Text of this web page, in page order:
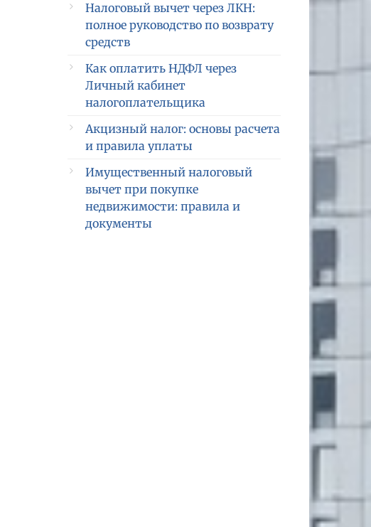
Налоговый вычет через ЛКН:
полное руководство по возврату
средств
Как оплатить НДФЛ через
Личный кабинет
налогоплательщика
Акцизный налог: основы расчета
и правила уплаты
Имущественный налоговый
вычет при покупке
недвижимости: правила и
документы